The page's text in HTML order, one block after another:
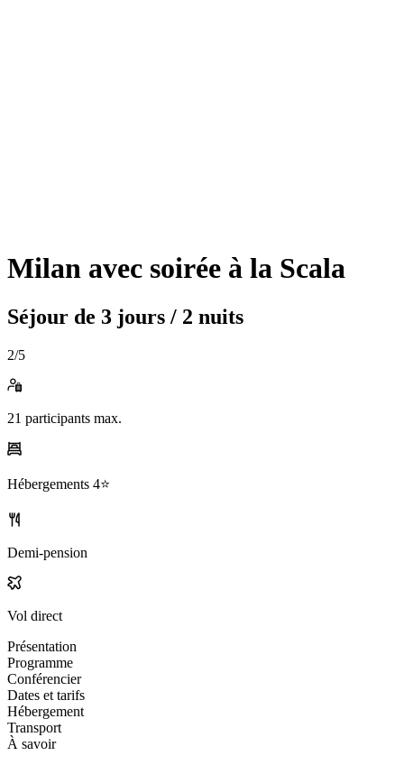
Milan avec soirée à la Scala
Séjour de 3 jours / 2 nuits
2/5
21 participants max.
Hébergements 4⭐️
Demi-pension
Vol direct
Présentation
Programme
Conférencier
Dates et tarifs
Hébergement
Transport
À savoir